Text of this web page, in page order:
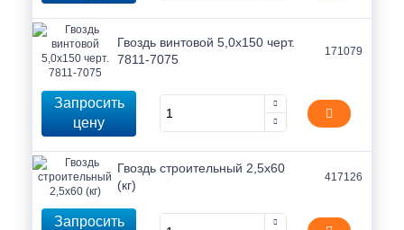
Гвоздь винтовой 5,0х150 черт.
7811-7075
171079
Запросить
цену
Гвоздь строительный 2,5х60
(кг)
417126
Запросить